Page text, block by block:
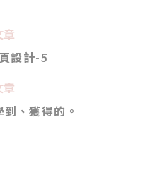
章
設計-5
章
、獲得的。